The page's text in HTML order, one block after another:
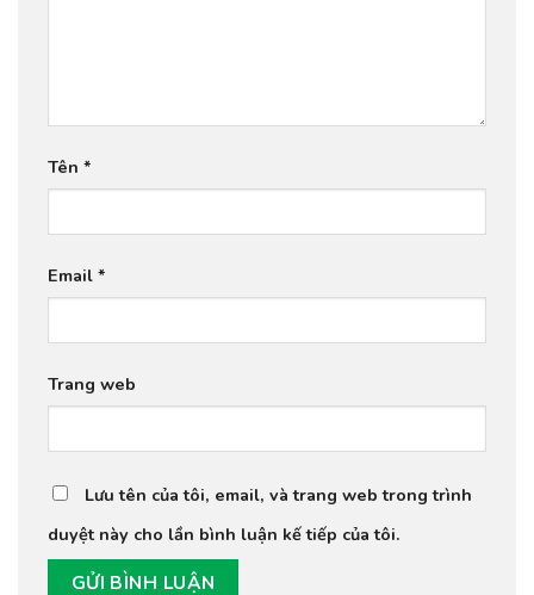
Tên *
Email *
Trang web
Lưu tên của tôi, email, và trang web trong trình
duyệt này cho lần bình luận kế tiếp của tôi.